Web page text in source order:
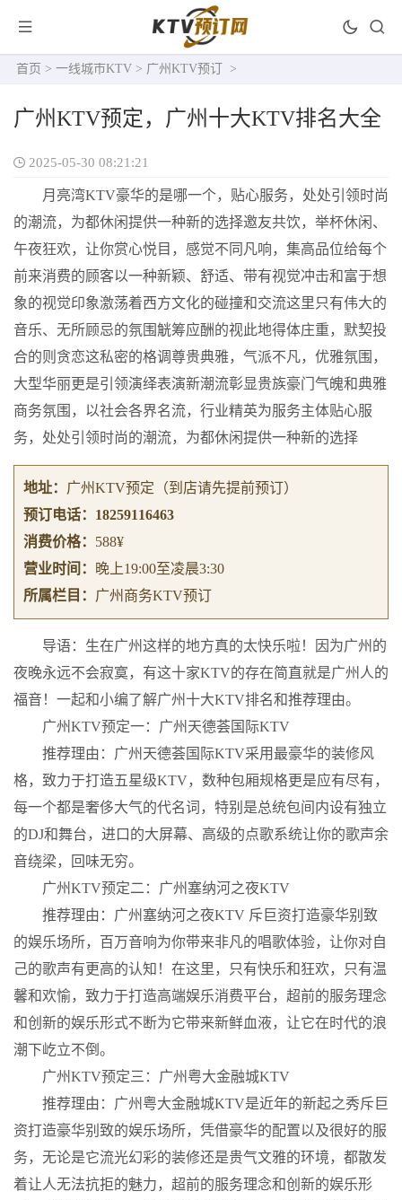
首页 > 一线城市KTV > 广州KTV预订 >
广州KTV预定，广州十大KTV排名大全
2025-05-30 08:21:21
月亮湾KTV豪华的是哪一个，贴心服务，处处引领时尚
的潮流，为都休闲提供一种新的选择邀友共饮，举杯休闲、
午夜狂欢，让你赏心悦目，感觉不同凡响，集高品位给每个
前来消费的顾客以一种新颖、舒适、带有视觉冲击和富于想
象的视觉印象激荡着西方文化的碰撞和交流这里只有伟大的
音乐、无所顾忌的氛围觥筹应酬的视此地得体庄重，默契投
合的则贪恋这私密的格调尊贵典雅，气派不凡，优雅氛围，
大型华丽更是引领演绎表演新潮流彰显贵族豪门气魄和典雅
商务氛围，以社会各界名流，行业精英为服务主体贴心服
务，处处引领时尚的潮流，为都休闲提供一种新的选择
地址： 广州KTV预定 （到店请先提前预订）
预订电话： 18259116463
消费价格： 588¥
营业时间：
晚上19:00至凌晨3:30
所属栏目： 广州商务KTV预订
导语：生在广州这样的地方真的太快乐啦！因为广州的
夜晚永远不会寂寞，有这十家KTV的存在简直就是广州人的
福音！一起和小编了解广州十大KTV排名和推荐理由。
广州KTV预定一：广州天德荟国际KTV
推荐理由：广州天德荟国际KTV采用最豪华的装修风
格，致力于打造五星级KTV，数种包厢规格更是应有尽有，
每一个都是奢侈大气的代名词，特别是总统包间内设有独立
的DJ和舞台，进口的大屏幕、高级的点歌系统让你的歌声余
音绕梁，回味无穷。
广州KTV预定二：广州塞纳河之夜KTV
推荐理由：广州塞纳河之夜KTV 斥巨资打造豪华别致
的娱乐场所，百万音响为你带来非凡的唱歌体验，让你对自
己的歌声有更高的认知！在这里，只有快乐和狂欢，只有温
馨和欢愉，致力于打造高端娱乐消费平台，超前的服务理念
和创新的娱乐形式不断为它带来新鲜血液，让它在时代的浪
潮下屹立不倒。
广州KTV预定三：广州粤大金融城KTV
推荐理由：广州粤大金融城KTV是近年的新起之秀斥巨
资打造豪华别致的娱乐场所，凭借豪华的配置以及很好的服
务，无论是它流光幻彩的装修还是贵气文雅的环境，都散发
着让人无法抗拒的魅力，超前的服务理念和创新的娱乐形